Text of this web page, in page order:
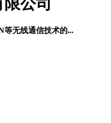
公司
等无线通信技术的...